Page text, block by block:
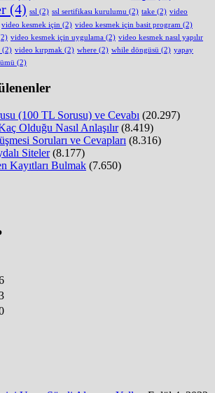
(4) ssl (2) ssl sertifikası kurulumu (2) take (2) video
video kesmek için (2) video kesmek için basit program (2)
video kesmek için uygulama (2) video kesmek nasıl yapılır
(2) video kırpmak (2) where (2) while döngüsü (2) yapay
(2)
(100 TL Sorusu) ve Cevabı (20.297)
Olduğu Nasıl Anlaşılır (8.419)
Soruları ve Cevapları (8.316)
Siteler (8.177)
Kayıtları Bulmak (7.650)